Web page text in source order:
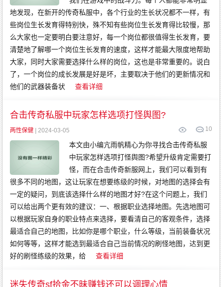
地发现，在新开的传奇私服中，各个行业的生长状况都不一样，有
些岗位生长发育得特别快，殊不知有些岗位生长发育得比较慢，那
么大家也一定要明白要注意好，每一个岗位都很值得生长发育，要
清楚地了解哪一个岗位生长发育的速度，这样才能最大限度地帮助
大家，同时大家需要选择什么样的岗位，这也是非常重要的。说白
了，一个岗位的成长发展是好是坏，主要取决于他们的更新情况和
他们的武器装备状
查看详细
合击传奇私服中玩家怎样选项打怪舆图?
10
两性保健 | 2024-03-05
本文由小编亢雨帆精心为你寻找合击传奇私服
中玩家怎样选项打怪舆图?希望升级肯定需要打
怪，而在合击传奇新服网上，我们可以看到有
很多不同的地图，这让玩家在想要练级的时候，对地图的选择会有
一定的疑问，到底该选择什么样的地图才好?在这个问题上，我们
可以给出两个更有效的建议：一、根据职业选择地图。先选地图可
以根据玩家自身的职业特点来选择，要看清自己的客观条件，选择
最适合自己的地图，比如你是哪个职业，什么等级，当前装备状况
如何等等，这样才能选到最适合自己当前情况的刷怪地图，达到更
好的刷怪练级的效果，给
查看详细
迷失传奇sf拾金不昧赚钱还可以调理心情